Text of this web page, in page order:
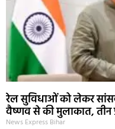
रेल सुविधाओं को लेकर सांसद
वैष्णव से की मुलाकात, तीन
News Express Bihar